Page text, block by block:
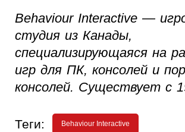
Behaviour Interactive —
студия из Канады,
специализирующаяся на
игр для ПК, консолей и
консолей. Существует с
Теги: Behaviour Interactive